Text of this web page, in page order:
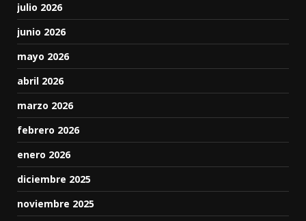
julio 2026
junio 2026
mayo 2026
abril 2026
marzo 2026
febrero 2026
enero 2026
diciembre 2025
noviembre 2025